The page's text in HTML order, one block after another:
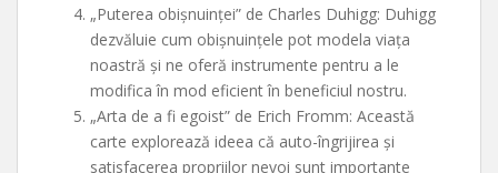
„Puterea obișnuinței” de Charles Duhigg: Duhigg
dezvăluie cum obișnuințele pot modela viața
noastră și ne oferă instrumente pentru a le
modifica în mod eficient în beneficiul nostru.
„Arta de a fi egoist” de Erich Fromm: Această
carte explorează ideea că auto-îngrijirea și
satisfacerea propriilor nevoi sunt importante